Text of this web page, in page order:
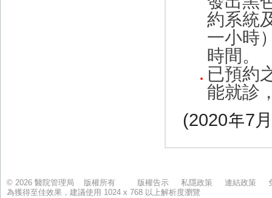
© 2026 醫院管理局 版權所有 版權告示 私隱政策 連結政策
為獲得至佳效果，建議使用 1024 x 768 以上解析度瀏覽